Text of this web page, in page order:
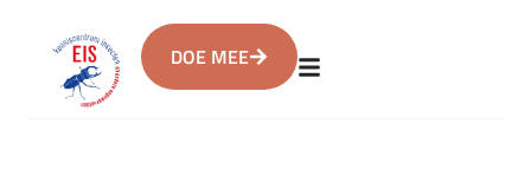
DOE MEE